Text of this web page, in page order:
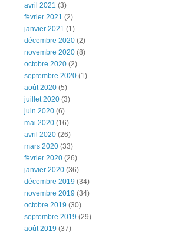
avril 2021 (3)
février 2021 (2)
janvier 2021 (1)
décembre 2020 (2)
novembre 2020 (8)
octobre 2020 (2)
septembre 2020 (1)
août 2020 (5)
juillet 2020 (3)
juin 2020 (6)
mai 2020 (16)
avril 2020 (26)
mars 2020 (33)
février 2020 (26)
janvier 2020 (36)
décembre 2019 (34)
novembre 2019 (34)
octobre 2019 (30)
septembre 2019 (29)
août 2019 (37)